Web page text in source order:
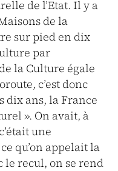
de l’Etat. Il y a
de la
sur pied en dix
par
la Culture égale
c’est donc
dix ans, la France
». On avait, à
une
qu’on appelait la
le recul, on se rend